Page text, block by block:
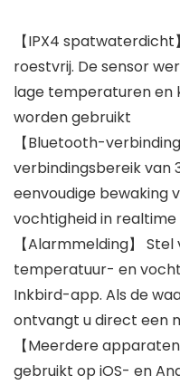
【IPX4
roestvrij. De sensor
lage temperaturen en
worden gebruikt
【Bluetooth-
verbindingsbereik van
eenvoudige bewaking
vochtigheid in realtime
【Alarmmelding】
temperatuur- en
Inkbird-app. Als de
ontvangt u direct een
【Meerdere
gebruikt op iOS- en